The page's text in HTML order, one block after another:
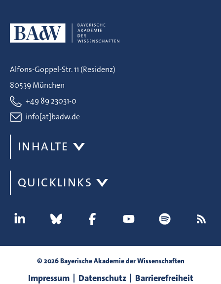
Alfons-Goppel-Str. 11 (Residenz)
80539 München
+49 89 23031-0
info[at]badw.de
INHALTE
QUICKLINKS
© 2026 Bayerische Akademie der Wissenschaften
Impressum Datenschutz Barrierefreiheit